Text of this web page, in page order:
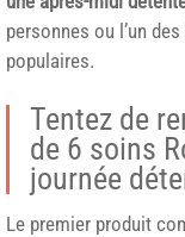
personnes ou l’un des
populaires.
Tentez de
de 6 soins
journée
Le premier produit